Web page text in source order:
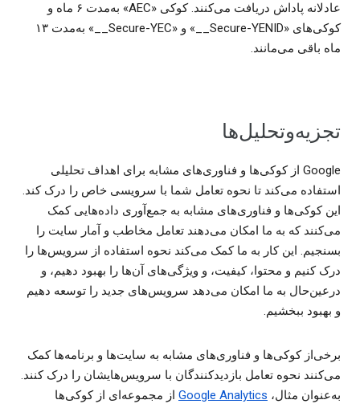
عادلانه پاداش دریافت می‌کنند. کوکی «AEC» به‌مدت ۶ ماه و
کوکی‌های «‎__Secure-YENID» و «‎__Secure-YEC» به‌مدت ۱۳
ماه باقی می‌مانند.
تجزیه‌وتحلیل‌ها
‫Google از کوکی‌ها و فناوری‌های مشابه برای اهداف تحلیلی
استفاده می‌کند تا نحوه تعامل شما با سرویسی خاص را درک کند.
این کوکی‌ها و فناوری‌های مشابه به جمع‌آوری داده‌هایی کمک
می‌کنند که به ما امکان می‌دهند تعامل مخاطب و آمار سایت را
بسنجیم. این کار به ما کمک می‌کند نحوه استفاده از سرویس‌ها را
درک کنیم و محتوا، کیفیت، و ویژگی‌های آن‌ها را بهبود دهیم، و
درعین‌حال به ما امکان می‌دهد سرویس‌های جدید را توسعه دهیم
و بهبود ببخشیم.
برخی‌از کوکی‌ها و فناوری‌های مشابه به سایت‌ها و برنامه‌ها کمک
می‌کنند نحوه تعامل بازدیدکنندگان با سرویس‌هایشان را درک کنند.
به‌عنوان مثال، Google Analytics از مجموعه‌ای از کوکی‌ها